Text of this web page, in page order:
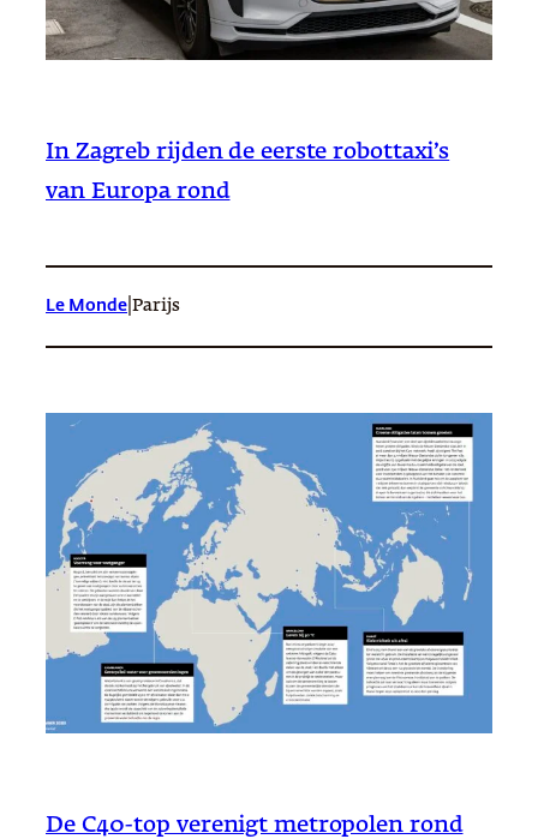
In Zagreb rijden de eerste robottaxi’s
van Europa rond
Le Monde Parijs
De C40-top verenigt metropolen rond